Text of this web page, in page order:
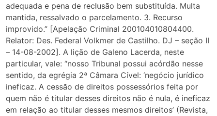
adequada e pena de reclusão bem substituída. Multa
mantida, ressalvado o parcelamento. 3. Recurso
improvido.” [Apelação Criminal 200104010804400.
Relator: Des. Federal Volkmer de Castilho. DJ – seção II
– 14-08-2002]. A lição de Galeno Lacerda, neste
particular, vale: “nosso Tribunal possui acórdão nesse
sentido, da egrégia 2ª Câmara Cível: ‘negócio jurídico
ineficaz. A cessão de direitos possessórios feita por
quem não é titular desses direitos não é nula, é ineficaz
em relação ao titular desses mesmos direitos’ (Revista,